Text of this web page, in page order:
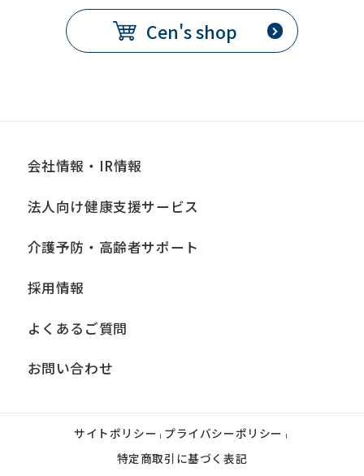
Cen's shop
会社情報・IR情報
法人向け健康支援サービス
介護予防・高齢者サポート
採用情報
よくあるご質問
お問い合わせ
サイトポリシー | プライバシーポリシー |
特定商取引に基づく表記